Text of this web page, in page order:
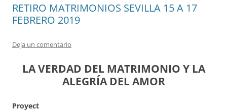
RETIRO MATRIMONIOS SEVILLA 15 A 17
FEBRERO 2019
Deja un comentario
LA VERDAD DEL MATRIMONIO Y LA
ALEGRÍA DEL AMOR
Proyect